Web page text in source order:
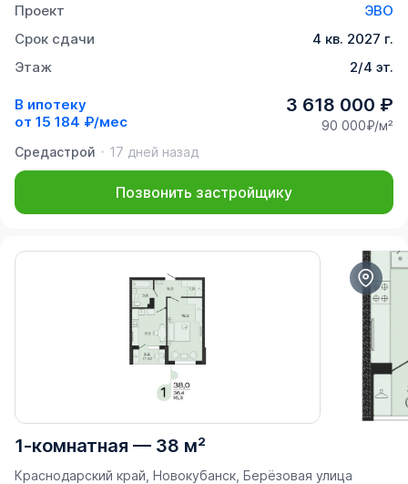
Проект
ЭВО
Срок сдачи
4 кв. 2027 г.
Этаж
2/4 эт.
В ипотеку
от 15 184 ₽/мес
3 618 000 ₽
90 000₽/м²
Средастрой
17 дней назад
Позвонить застройщику
1-комнатная — 38 м²
Краснодарский край, Новокубанск, Берёзовая улица